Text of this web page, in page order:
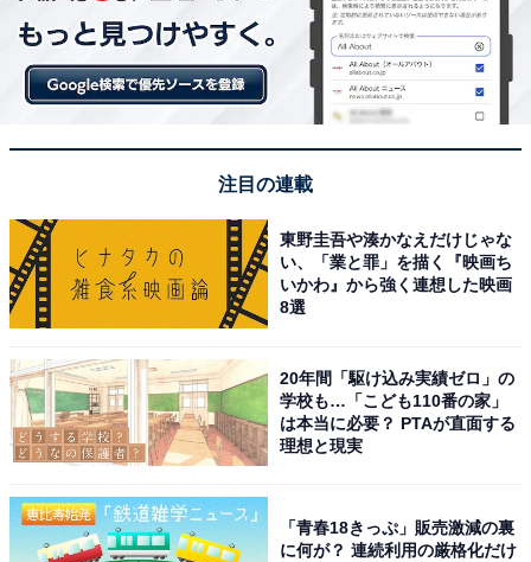
楽天トラベルでクーポン祭を見る
※掲載されている情報は記事公開時のものです。あらか
じめご了承ください。
また、記事中の宿泊プランを予約すると、売上の一部が
オールアバウトに還元されることがあります。
この記事の執筆者： All About ニュース お買
いもの部
のがもっと楽しく、もっとお得になる情報をお届け。編集部員によ
る独自レビューなど、ここでしか手に入らない情報も満載です。
...続きを読む
注目の連載
東野圭吾や湊かなえだけじゃな
い、「業と罪」を描く『映画ち
いかわ』から強く連想した映画
8選
20年間「駆け込み実績ゼロ」の
学校も…「こども110番の家」
は本当に必要？ PTAが直面する
理想と現実
「青春18きっぷ」販売激減の裏
に何が？ 連続利用の厳格化だけ